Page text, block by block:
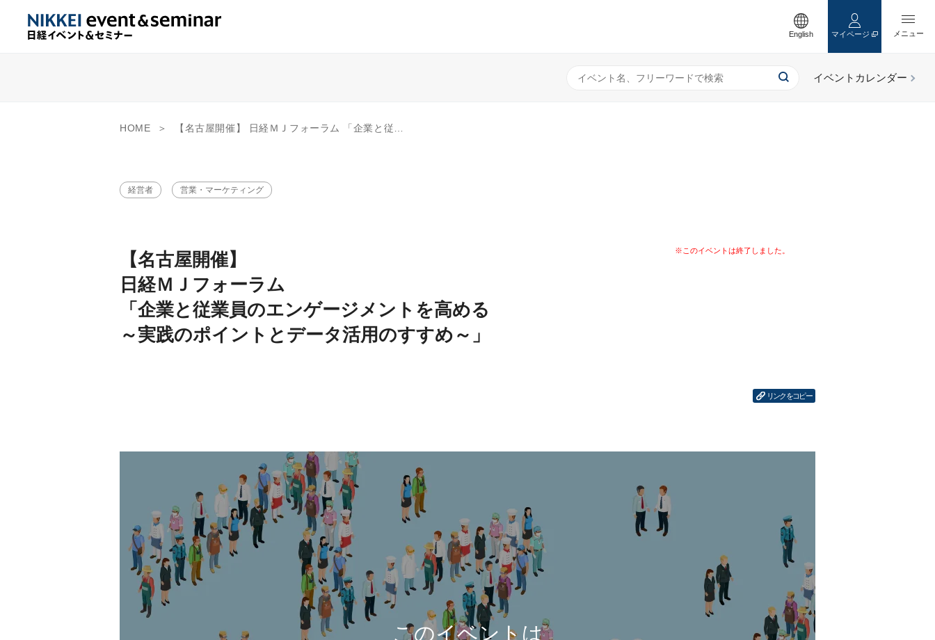
English マイページ
HOME 【名古屋開催】 日経ＭＪフォーラム 「企業と従業員のエンゲージメントを高める ～実践のポイントとデータ活用のすすめ～」
経営者 営業・マーケティング
【名古屋開催】
日経ＭＪフォーラム
「企業と従業員のエンゲージメントを高める
～実践のポイントとデータ活用のすすめ～」
リンクをコピー